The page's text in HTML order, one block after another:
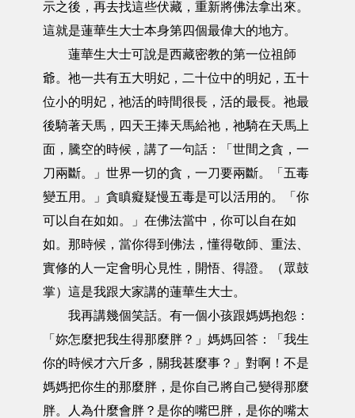
示之後，再去找這些伏藏，重新將佛法拿出來。
這就是蓮華生大士本身第四個最偉大的地方。
蓮華生大士可說是西藏密教的第一位祖師
爺。祂一共有五大明妃，二十位中的明妃，五十
位小的明妃，祂活的時間很長，活的最長。祂最
後騎著天馬，四天王捧天馬給祂，祂騎在天馬上
面，騰空的時候，講了一句話：「世間之貪，一
刀兩斷。」世界一切的貪，一刀要兩斷。「五毒
變五用。」貪瞋癡疑慢五毒是可以活用的。「你
可以自在如如。」在佛法當中，你可以自在如
如。那時候，當你得到佛法，懂得敬師、重法、
實修的人一定會明心見性，開悟、得證。（眾鼓
掌）這是我跟大家講的蓮華生大士。
我再講幾個笑話。有一個小孩跟媽媽抱怨：
「妳怎麼把我生得那麼胖？」媽媽回答：「我生
你的時候才六斤多，關我甚麼事？」對啊！不是
媽媽把你生的那麼胖，是你自己將自己變得那麼
胖。人為什麼會胖？是你的嘴巴胖，是你的嘴太